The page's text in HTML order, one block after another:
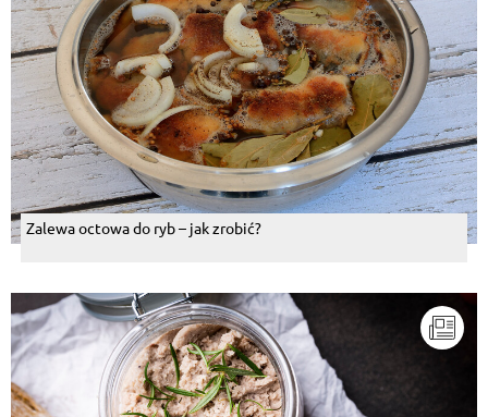
Zalewa octowa do ryb – jak zrobić?